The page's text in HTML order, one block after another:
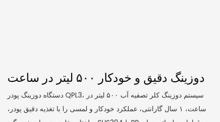
دوزینگ دقیق و خودکار ۵۰۰ لیتر در ساعت
دستگاه دوزینگ پودر QPL3، سیستم دوزینگ کلر تصفیه آب ۵۰۰ لیتر در
ساعت، ۱ سال گارانتی، عملکرد خودکار و لمسی را با تغذیه دقیق پودر،